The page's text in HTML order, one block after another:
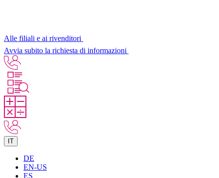
Alle filiali e ai rivenditori
Avvia subito la richiesta di informazioni
IT
DE
EN-US
ES